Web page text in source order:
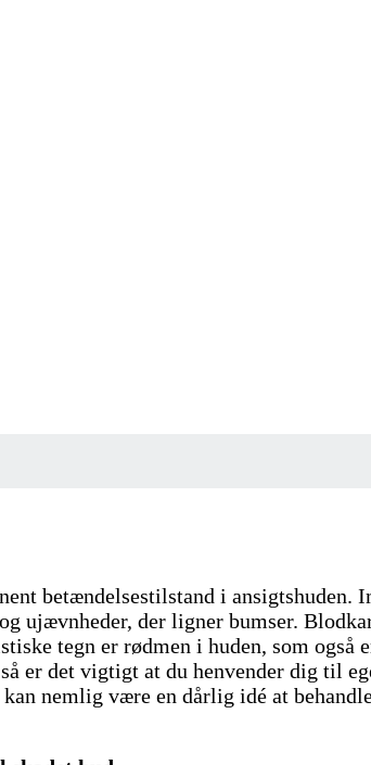
betændelsestilstand i
ujævnheder, der ligner bumser.
tegn er rødmen i huden, som også
er det vigtigt at du henvender dig til
nemlig være en dårlig idé at